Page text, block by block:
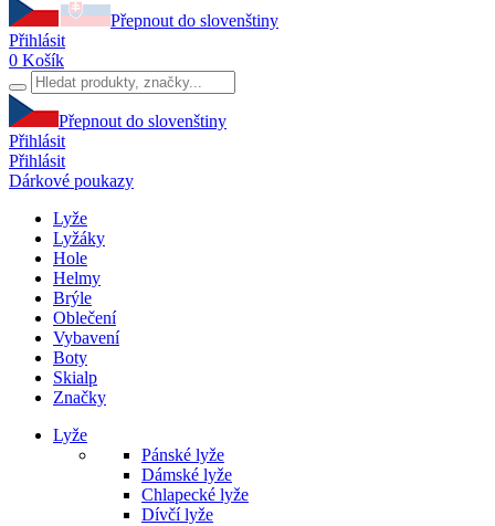
Přepnout do slovenštiny
Přihlásit
0 Košík
Přepnout do slovenštiny
Přihlásit
Přihlásit
Dárkové poukazy
Lyže
Lyžáky
Hole
Helmy
Brýle
Oblečení
Vybavení
Boty
Skialp
Značky
Lyže
Pánské lyže
Dámské lyže
Chlapecké lyže
Dívčí lyže